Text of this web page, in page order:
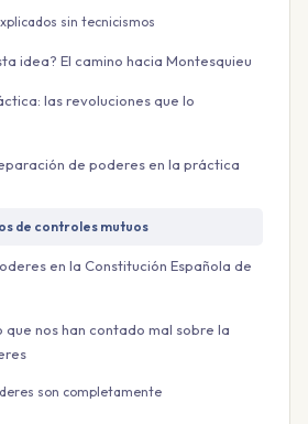
sin tecnicismos
idea? El camino hacia Montesquieu
las revoluciones que lo
de poderes en la práctica
de controles mutuos
en la Constitución Española de
que nos han contado mal sobre la
son completamente